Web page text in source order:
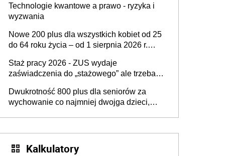
Technologie kwantowe a prawo - ryzyka i
wyzwania
Nowe 200 plus dla wszystkich kobiet od 25
do 64 roku życia – od 1 sierpnia 2026 r.
programu rządowego
Staż pracy 2026 - ZUS wydaje
zaświadczenia do „stażowego” ale trzeba
sprzed 1999 roku). Jak odebrać
zaświadczenie z ZUS?
Dwukrotność 800 plus dla seniorów za
wychowanie co najmniej dwojga dzieci,
Zapadła decyzja Sejmu
Kalkulatory